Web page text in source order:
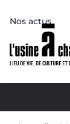
Nos actus